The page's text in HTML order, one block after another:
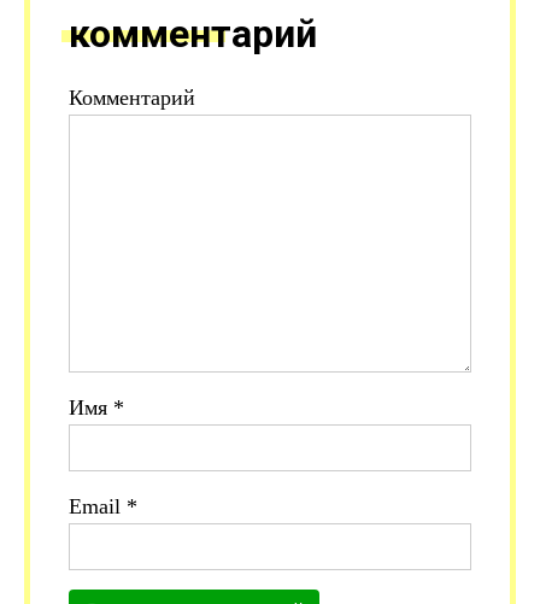
комментарий
Комментарий
Имя *
Email *